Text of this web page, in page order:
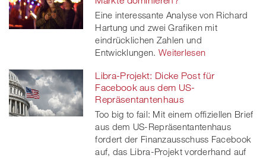
Eine interessante Analyse von Richard
Hartung und zwei Grafiken mit
eindrücklichen Zahlen und
Entwicklungen. Weiterlesen
Libra-Projekt: Dicke Post für
Facebook aus dem US-
Repräsentantenhaus
Too big to fail: Mit einem offiziellen Brief
aus dem US-Repräsentantenhaus
fordert der Finanzausschuss Facebook
auf, das Libra-Projekt vorderhand auf